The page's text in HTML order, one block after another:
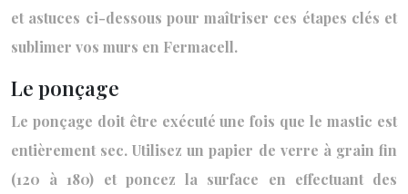
et astuces ci-dessous pour maîtriser ces étapes clés et
sublimer vos murs en Fermacell.
Le ponçage
Le ponçage doit être exécuté une fois que le mastic est
entièrement sec. Utilisez un papier de verre à grain fin
(120 à 180) et poncez la surface en effectuant des